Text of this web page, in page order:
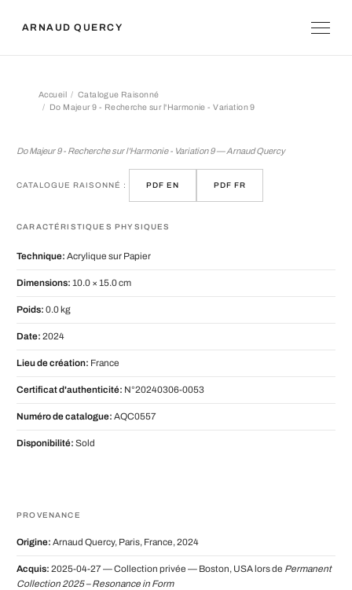
ARNAUD QUERCY
Accueil
Catalogue Raisonné
Do Majeur 9 - Recherche sur l'Harmonie - Variation 9
Do Majeur 9 - Recherche sur l'Harmonie - Variation 9 — Arnaud Quercy
CATALOGUE RAISONNÉ : PDF EN PDF FR
CARACTÉRISTIQUES PHYSIQUES
Technique: Acrylique sur Papier
Dimensions: 10.0 × 15.0 cm
Poids: 0.0 kg
Date: 2024
Lieu de création: France
Certificat d'authenticité: N°20240306-0053
Numéro de catalogue: AQC0557
Disponibilité: Sold
PROVENANCE
Origine: Arnaud Quercy, Paris, France, 2024
Acquis: 2025-04-27 — Collection privée — Boston, USA lors de Permanent
Collection 2025 – Resonance in Form